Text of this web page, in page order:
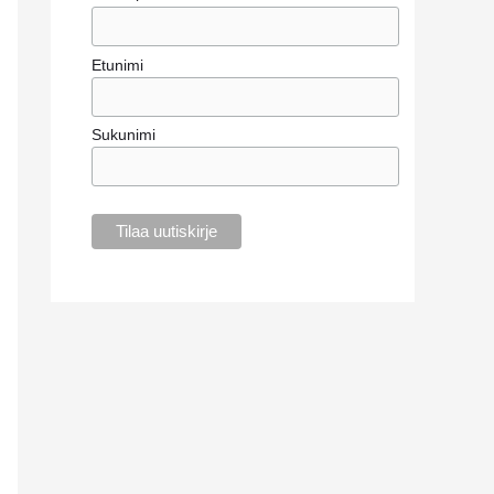
Etunimi
Sukunimi